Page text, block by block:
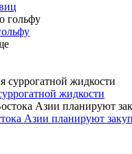
жидкости
Азии планируют